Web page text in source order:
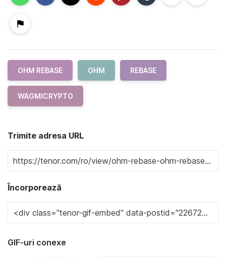
OHM REBASE OHM REBASE
WAGMICRYPTO
Trimite adresa URL
Încorporează
GIF-uri conexe